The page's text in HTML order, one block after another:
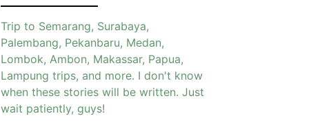
Trip to Semarang, Surabaya,
Palembang, Pekanbaru, Medan,
Lombok, Ambon, Makassar, Papua,
Lampung trips, and more. I don't know
when these stories will be written. Just
wait patiently, guys!